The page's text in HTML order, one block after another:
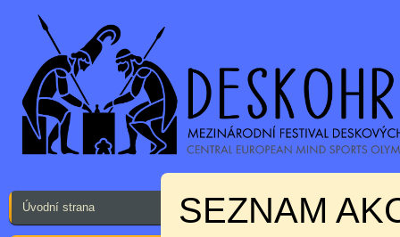
Úvodní strana SEZNAM